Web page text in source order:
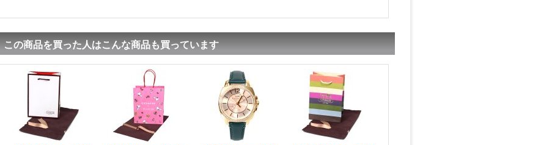
この商品を買った人はこんな商品も買っています